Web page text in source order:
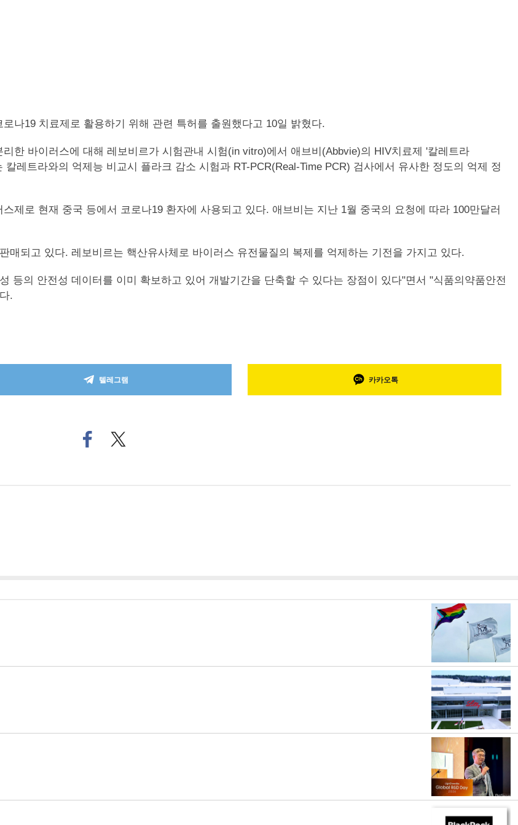
나19 치료제로 활용하기 위해 관련 특허를 출원했다고 10일 밝혔다.
한 바이러스에 대해 레보비르가 시험관내 시험(in vitro)에서 애브비(Abbvie)의 HIV치료제 '칼레트라
레트라와의 억제능 비교시 플라크 감소 시험과 RT-PCR(Real-Time PCR) 검사에서 유사한 정도의 억제 정
제로 현재 중국 등에서 코로나19 환자에 사용되고 있다. 애브비는 지난 1월 중국의 요청에 따라 100만달러
매되고 있다. 레보비르는 핵산유사체로 바이러스 유전물질의 복제를 억제하는 기전을 가지고 있다.
등의 안전성 데이터를 이미 확보하고 있어 개발기간을 단축할 수 있다는 장점이 있다"면서 "식품의약품안전
.
텔레그램 카카오톡
페
이
트위
터로